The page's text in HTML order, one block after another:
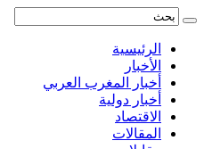
الرئيسية
الأخبار
أخبار المغرب العربي
أخبار دولية
الاقتصاد
المقالات